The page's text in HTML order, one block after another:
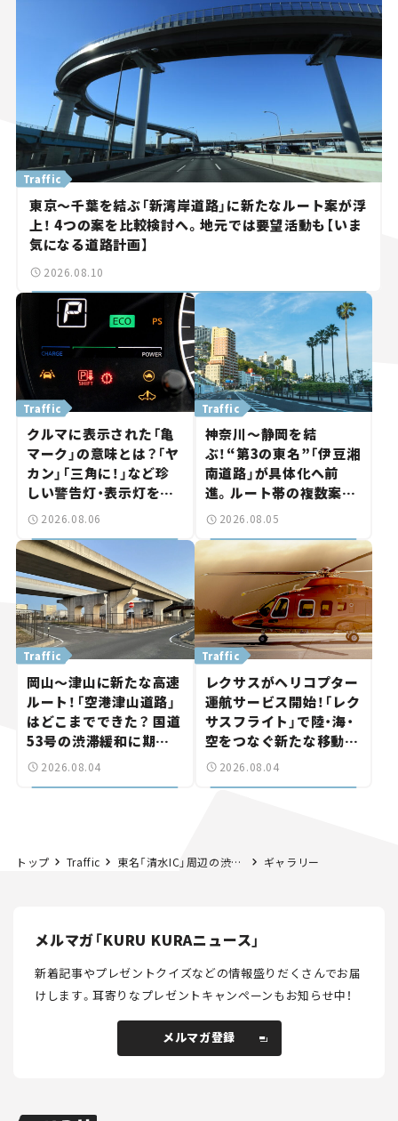
東京～千葉を結ぶ「新湾岸道路」に新たなルート案が浮
上！ 4つの案を比較検討へ。地元では要望活動も【いま
気になる道路計画】
Traffic
2026.08.10
クルマに表示された「亀
マーク」の意味とは？「ヤ
カン」「三角に！」など珍
しい警告灯・表示灯を解
説。 意外と便利なマーク
Traffic
2026.08.06
神奈川～静岡を結
ぶ！“第3の東名”「伊豆湘
南道路」が具体化へ前
進。ルート帯の複数案検
討へ。熱海まで信号ゼロ
道路計画】
Traffic
2026.08.05
岡山～津山に新たな高速
ルート！「空港津山道路」
はどこまでできた？ 国道
53号の渋滞緩和に期待。
岡山市側でも動きが【い
Traffic
2026.08.04
レクサスがヘリコプター
運航サービス開始！「レク
サスフライト」で陸・海・
空をつなぐ新たな移動体
験とは
Traffic
2026.08.04
トップ Traffic 東名「清水IC」周辺の渋滞を解消！ ついに「静清バイパス」上りの開通予定が発表。立体化は本格進行中【いま気になる道路計画】 ギャラリー
メルマガ「KURU KURAニュース」
新着記事やプレゼントクイズなどの情報盛りだくさんでお届
けします。耳寄りなプレゼントキャンペーンもお知らせ中！
メルマガ登録